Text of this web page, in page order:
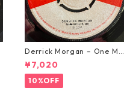
Derrick Morgan – One Mo
rning In May【7-21653】
¥7,020
10%OFF